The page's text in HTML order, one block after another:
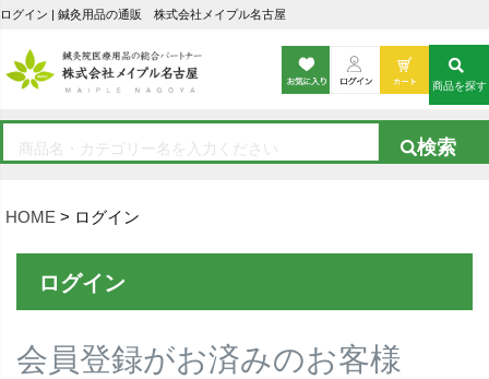
ログイン | 鍼灸用品の通販 株式会社メイプル名古屋
HOME ログイン
商品を探す
ログイン
会員登録がお済みのお客様